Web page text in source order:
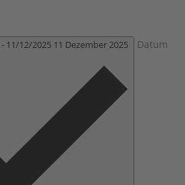
- 11/12/2025 11 Dezember 2025 Datum